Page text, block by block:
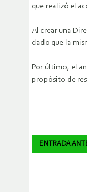
que realizó el
Al crear una
dado que la
Por último, el
propósito de
ENTRADA